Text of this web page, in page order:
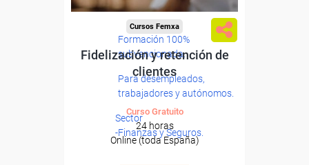
Formación 100%
subvencionada.
Para desempleados,
trabajadores y autónomos.
Sector
-Finanzas y Seguros.
Cursos Femxa
Fidelización y retención de
clientes
Curso Gratuito
24 horas
Online (toda España)